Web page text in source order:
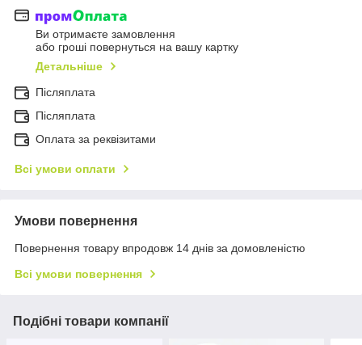
Ви отримаєте замовлення
або гроші повернуться на вашу картку
Детальніше
Післяплата
Пiсляплата
Оплата за реквізитами
Всі умови оплати
Умови повернення
Повернення товару впродовж 14 днів за домовленістю
Всі умови повернення
Подібні товари компанії